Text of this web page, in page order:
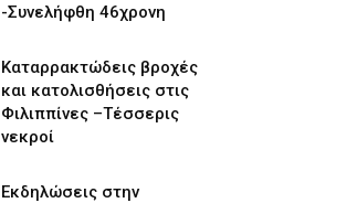
-Συνελήφθη 46χρονη
Καταρρακτώδεις βροχές
και κατολισθήσεις στις
Φιλιππίνες –Τέσσερις
νεκροί
Εκδηλώσεις στην